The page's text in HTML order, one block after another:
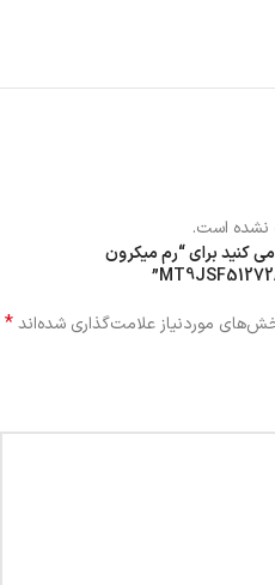
نشده است.
کنید برای “رم میکرون
موردنیاز علامت‌گذاری شده‌اند*